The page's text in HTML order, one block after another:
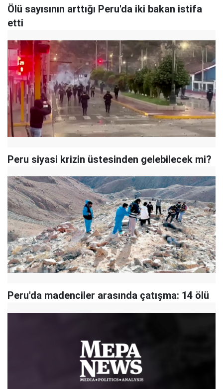
Ölü sayısının arttığı Peru'da iki bakan istifa
etti
Peru siyasi krizin üstesinden gelebilecek mi?
Peru'da madenciler arasında çatışma: 14 ölü